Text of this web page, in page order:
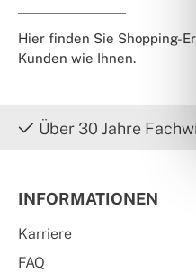
Hier finden Sie Shopping-
Kunden wie Ihnen.
Über 30 Jahre
INFORMATIONEN
Karriere
FAQ